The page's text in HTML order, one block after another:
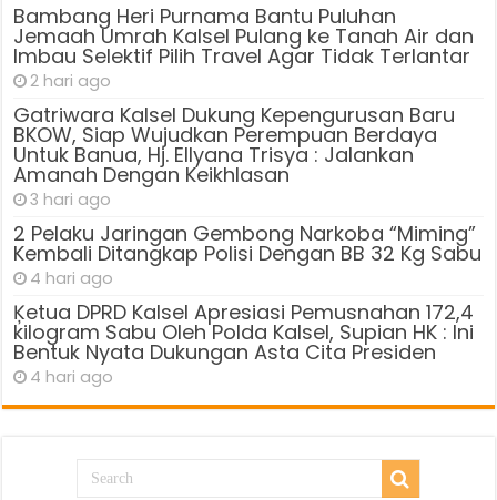
Bambang Heri Purnama Bantu Puluhan
Jemaah Umrah Kalsel Pulang ke Tanah Air dan
Imbau Selektif Pilih Travel Agar Tidak Terlantar
2 hari ago
Gatriwara Kalsel Dukung Kepengurusan Baru
BKOW, Siap Wujudkan Perempuan Berdaya
Untuk Banua, Hj. Ellyana Trisya : Jalankan
Amanah Dengan Keikhlasan
3 hari ago
2 Pelaku Jaringan Gembong Narkoba “Miming”
Kembali Ditangkap Polisi Dengan BB 32 Kg Sabu
4 hari ago
Ķetua DPRD Kalsel Apresiasi Pemusnahan 172,4
kilogram Sabu Oleh Polda Kalsel, Supian HK : Ini
Bentuk Nyata Dukungan Asta Cita Presiden
4 hari ago